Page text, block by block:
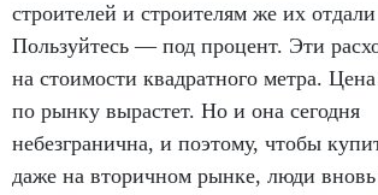
строителей и строителям же их
Пользуйтесь — под процент. Эти
на стоимости квадратного метра.
по рынку вырастет. Но и она сегодня
небезгранична, и поэтому, чтобы
даже на вторичном рынке, люди